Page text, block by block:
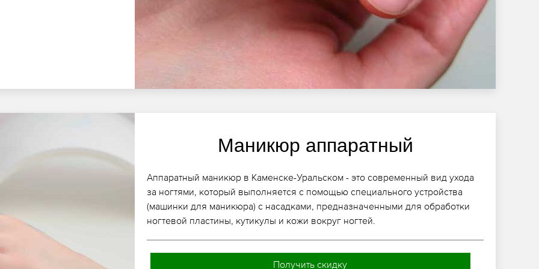
Маникюр аппаратный
Аппаратный маникюр в Каменске-Уральском - это современный вид ухода
за ногтями, который выполняется с помощью специального устройства
(машинки для маникюра) с насадками, предназначенными для обработки
ногтевой пластины, кутикулы и кожи вокруг ногтей.
Получить скидку